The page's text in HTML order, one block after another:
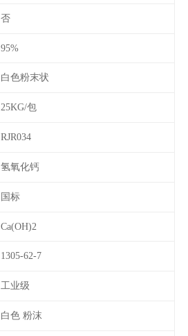
否
95%
白色粉末状
25KG/包
RJR034
氢氧化钙
国标
Ca(OH)2
1305-62-7
工业级
白色 粉沫